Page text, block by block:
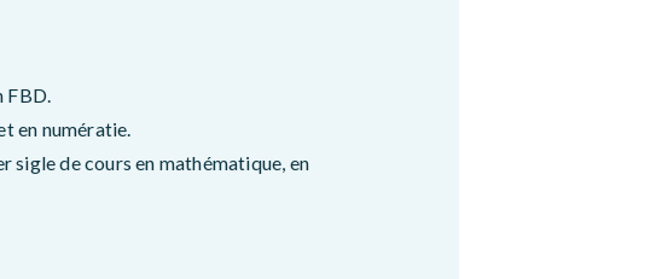
FBD.
en numératie.
sigle de cours en mathématique, en